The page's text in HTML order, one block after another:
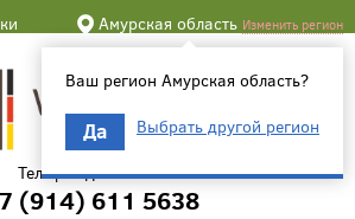
Амурская область Изменить регион
Ваш регион Амурская область?
Да Выбрать другой регион
Телефон для связи
(914) 611 5638